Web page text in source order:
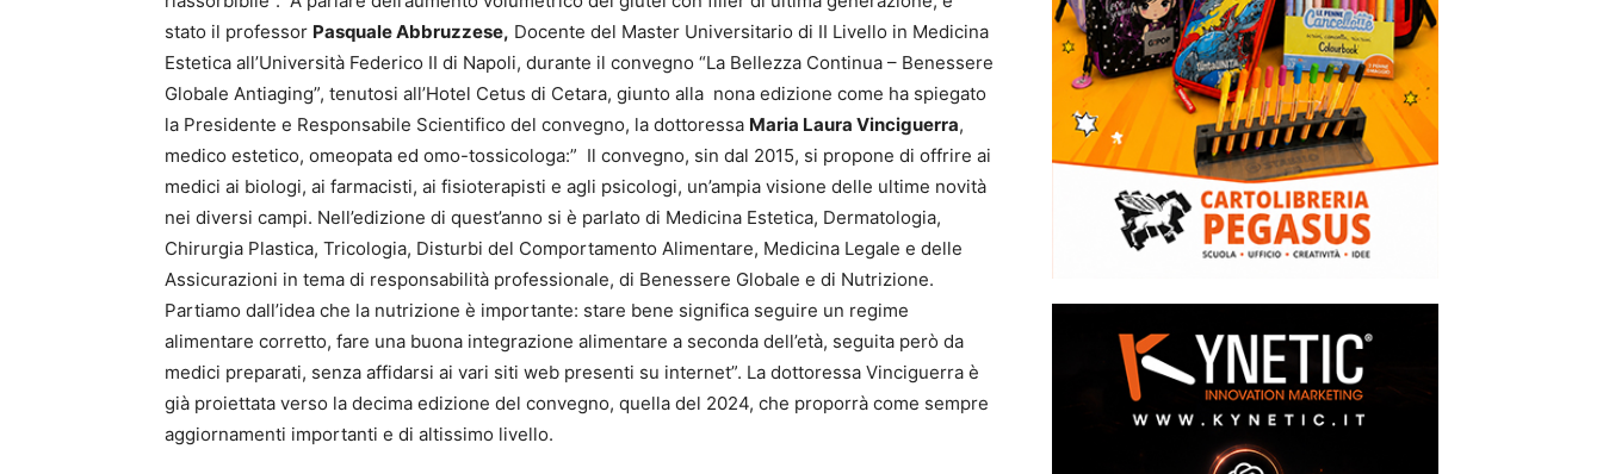
stato il professor Pasquale Abbruzzese, Docente del Master Universitario di II Livello in Medicina
Estetica all’Università Federico II di Napoli, durante il convegno “La Bellezza Continua – Benessere
Globale Antiaging”, tenutosi all’Hotel Cetus di Cetara, giunto alla nona edizione come ha spiegato
la Presidente e Responsabile Scientifico del convegno, la dottoressa Maria Laura Vinciguerra,
medico estetico, omeopata ed omo-tossicologa:” Il convegno, sin dal 2015, si propone di offrire ai
medici ai biologi, ai farmacisti, ai fisioterapisti e agli psicologi, un’ampia visione delle ultime novità
nei diversi campi. Nell’edizione di quest’anno si è parlato di Medicina Estetica, Dermatologia,
Chirurgia Plastica, Tricologia, Disturbi del Comportamento Alimentare, Medicina Legale e delle
Assicurazioni in tema di responsabilità professionale, di Benessere Globale e di Nutrizione.
Partiamo dall’idea che la nutrizione è importante: stare bene significa seguire un regime
alimentare corretto, fare una buona integrazione alimentare a seconda dell’età, seguita però da
medici preparati, senza affidarsi ai vari siti web presenti su internet”. La dottoressa Vinciguerra è
già proiettata verso la decima edizione del convegno, quella del 2024, che proporrà come sempre
aggiornamenti importanti e di altissimo livello.